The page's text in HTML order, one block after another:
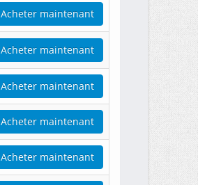
Acheter maintenant
Acheter maintenant
Acheter maintenant
Acheter maintenant
Acheter maintenant